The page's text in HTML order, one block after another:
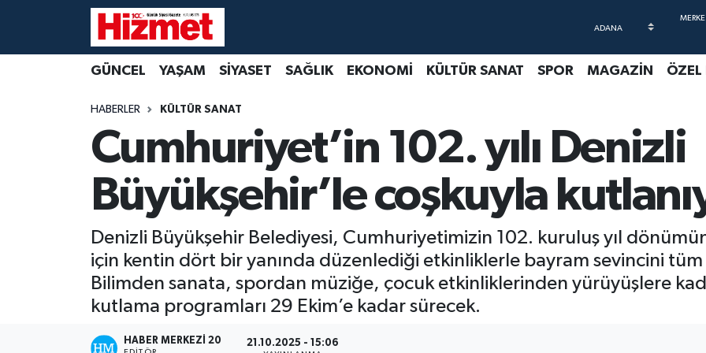
GÜNCEL YAŞAM SİYASET SAĞLIK EKONOMİ KÜLTÜR SANAT SPOR MAGAZİN ÖZEL
HABERLER KÜLTÜR SANAT
Cumhuriyet’in 102. yılı Denizli
Büyükşehir’le coşkuyla
Denizli Büyükşehir Belediyesi, Cumhuriyetimizin 102. kuruluş yıl
için kentin dört bir yanında düzenlediği etkinliklerle bayram sevincini tüm
Bilimden sanata, spordan müziğe, çocuk etkinliklerinden yürüyüşlere
kutlama programları 29 Ekim’e kadar sürecek.
HABER MERKEZI 20 21.10.2025 - 15:06
SİYASET
KÜLTÜR SANAT
MAGAZİN
Denizli Nöbetçi Eczaneler
Denizli Trafik Yoğunluk Haritası
Süper Lig Puan Durumu ve Fikstür
Son Dakika Haberleri
Haber Arşivi